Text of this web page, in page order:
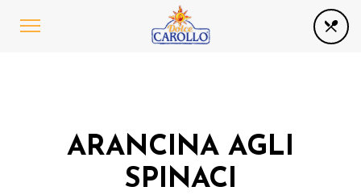
ARANCINA AGLI
SPINACI